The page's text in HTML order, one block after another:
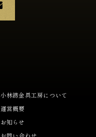
小林錺金具工房について
運営概要
お知らせ
お問い合わせ